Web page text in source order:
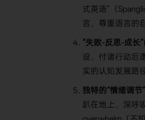
式英语”（
言，尊重语言的
“失败-反思-成长
设，付诸行动后
实的认知发展路径
独特的“情绪调节
趴在地上，深呼